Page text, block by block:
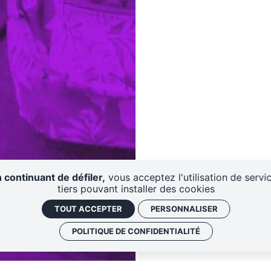
continuant de défiler, vous acceptez l'utilisation de
tiers pouvant installer des cookies
TOUT ACCEPTER PERSONNALISER
POLITIQUE DE CONFIDENTIALITÉ